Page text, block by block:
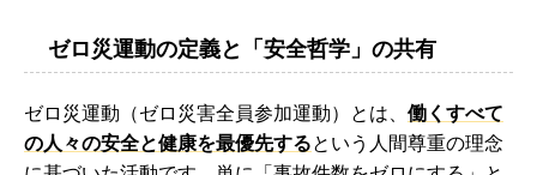
ゼロ災運動の定義と「安全哲学」の共有
ゼロ災運動（ゼロ災害全員参加運動）とは、 働くすべて
の人々の安全と健康を最優先するという人間尊重の理念